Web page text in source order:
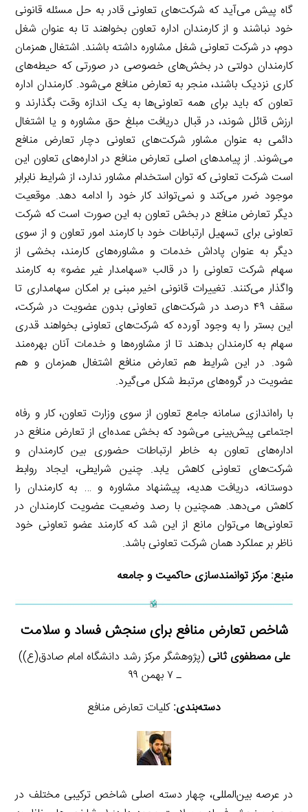
گاه پیش می‌آید که شرکت‌های تعاونی قادر به حل مسئله قانونی
خود نباشند و از کارمندان اداره تعاون بخواهند تا به عنوان شغل
دوم، در شرکت تعاونی شغل مشاوره داشته باشند. اشتغال همزمان
کارمندان دولتی در بخش‌های خصوصی در صورتی که حیطه‌های
کاری نزدیک باشند، منجر به تعارض منافع می‌شود. کارمندان اداره
تعاون که باید برای همه تعاونی‌ها به یک اندازه وقت بگذارند و
ارزش قائل شوند، در قبال دریافت مبلغ حق مشاوره و یا اشتغال
دائمی به عنوان مشاور شرکت‌های تعاونی دچار تعارض منافع
می‌شوند. از پیامدهای اصلی تعارض منافع در اداره‌های تعاون این
است شرکت تعاونی که توان استخدام مشاور ندارد، از شرایط نابرابر
موجود ضرر می‌کند و نمی‌تواند کار خود را ادامه دهد. موقعیت
دیگر تعارض منافع در بخش تعاون به این صورت است که شرکت
تعاونی برای تسهیل ارتباطات خود با کارمند امور تعاون و از سوی
دیگر به عنوان پاداش خدمات و مشاوره‌های کارمند، بخشی از
سهام شرکت تعاونی را در قالب «سهامدار غیر عضو» به کارمند
واگذار می‌کنند. تغییرات قانونی اخیر مبنی بر امکان سهامداری تا
سقف ۴۹ درصد در شرکت‌های تعاونی بدون عضویت در شرکت،
این بستر را به وجود آورده که شرکت‌های تعاونی بخواهند قدری
سهام به کارمندان بدهند تا از مشاوره‌ها و خدمات آنان بهره‌مند
شود. در این شرایط هم تعارض منافع اشتغال همزمان و هم
عضویت در گروه‌های مرتبط شکل می‌گیرد.
با راه‌اندازی سامانه جامع تعاون از سوی وزارت تعاون، کار و رفاه
اجتماعی پیش‌بینی می‌شود که بخش عمده‌ای از تعارض منافع در
اداره‌های تعاون به خاطر ارتباطات حضوری بین کارمندان و
شرکت‌های تعاونی کاهش یابد. چنین شرایطی، ایجاد روابط
دوستانه، دریافت هدیه، پیشنهاد مشاوره و … به کارمندان را
کاهش می‌دهد. همچنین با رصد وضعیت عضویت کارمندان در
تعاونی‌ها می‌توان مانع از این شد که کارمند عضو تعاونی خود
ناظر بر عملکرد همان شرکت تعاونی باشد.
منبع: مرکز توانمندسازی حاکمیت و جامعه
شاخص تعارض منافع برای سنجش فساد و سلامت
علی مصطفوی ثانی (پژوهشگر مرکز رشد دانشگاه امام صادق(ع))
ـ ۷ بهمن ۹۹
دسته‌بندی:کلیات تعارض منافع
در عرصه بین‌المللی، چهار دسته اصلی شاخص ترکیبی مختلف در